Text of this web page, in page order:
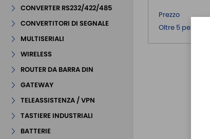
CONVERTER RS232/422/485
CONVERTITORI DI SEGNALE
MULTISERIALI
WIRELESS
ROUTER DA BARRA DIN
GATEWAY
TELEASSISTENZA / VPN
TASTIERE INDUSTRIALI
BATTERIE
Prezzo
Oltre 5 pezzi: